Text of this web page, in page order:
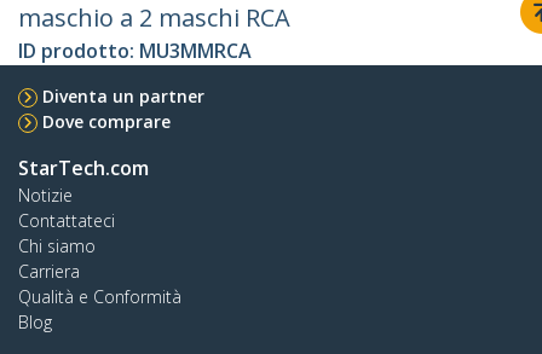
maschio a 2 maschi RCA
ID prodotto: MU3MMRCA
Diventa un partner
Dove comprare
StarTech.com
Notizie
Contattateci
Chi siamo
Carriera
Qualità e Conformità
Blog